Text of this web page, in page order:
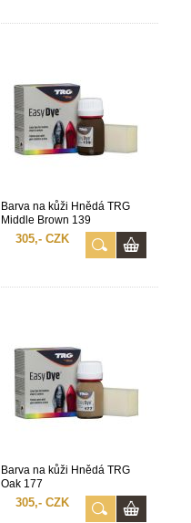
Barva na kůži Hnědá TRG
Middle Brown 139
305,- CZK
Barva na kůži Hnědá TRG
Oak 177
305,- CZK